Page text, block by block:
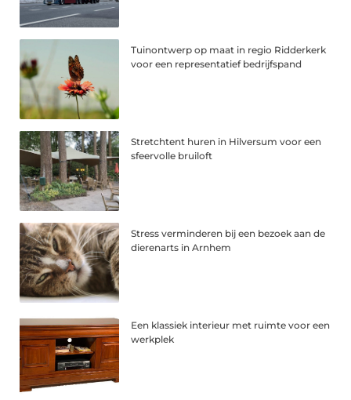
Tuinontwerp op maat in regio Ridderkerk
voor een representatief bedrijfspand
Stretchtent huren in Hilversum voor een
sfeervolle bruiloft
Stress verminderen bij een bezoek aan de
dierenarts in Arnhem
Een klassiek interieur met ruimte voor een
werkplek